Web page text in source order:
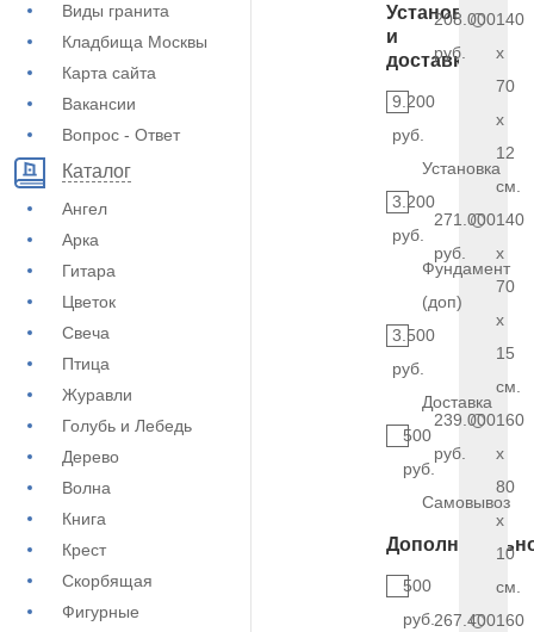
Виды гранита
Кладбища Москвы
Карта сайта
Вакансии
Вопрос - Ответ
Каталог
Ангел
Арка
Гитара
Цветок
Свеча
Птица
Журавли
Голубь и Лебедь
Дерево
Волна
Книга
Крест
Скорбящая
Фигурные
Установка
и
доставка
9.200
руб.
Установка
3.200
руб.
Фундамент
(доп)
3.500
руб.
Доставка
500
руб.
Самовывоз
500
руб.
208.000
руб.
140
x
70
x
12
см.
271.000
руб.
140
x
70
x
15
см.
239.000
руб.
160
x
80
x
10
см.
267.400160